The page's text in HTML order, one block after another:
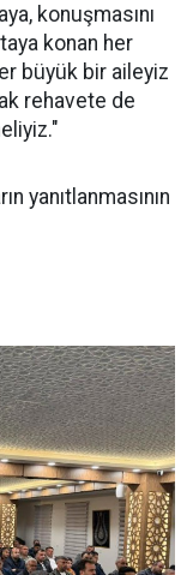
konuşmasını
konan her
büyük bir aileyiz
rehavete de
yanıtlanmasının